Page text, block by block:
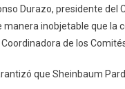
Durazo, presidente del
manera inobjetable que la
de los
que Sheinbaum